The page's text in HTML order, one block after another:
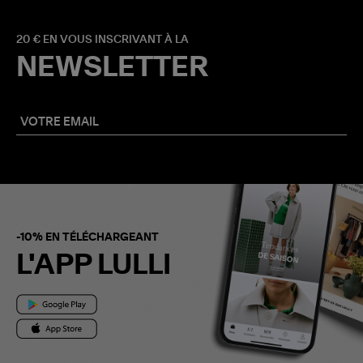
20 € EN VOUS INSCRIVANT À LA
NEWSLETTER
-10% EN TÉLÉCHARGEANT
L'APP LULLI